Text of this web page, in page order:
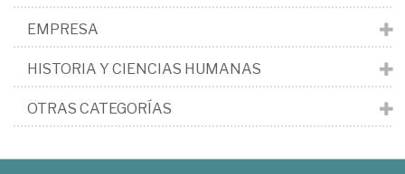
EMPRESA
HISTORIA Y CIENCIAS HUMANAS
OTRAS CATEGORÍAS